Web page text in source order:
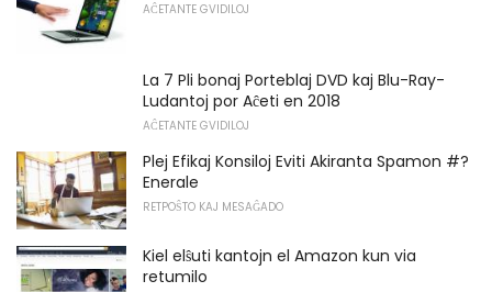
AĈETANTE GVIDILOJ
La 7 Pli bonaj Porteblaj DVD kaj Blu-Ray-
Ludantoj por Aĉeti en 2018
AĈETANTE GVIDILOJ
Plej Efikaj Konsiloj Eviti Akiranta Spamon #?
Enerale
RETPOŜTO KAJ MESAĜADO
Kiel elŝuti kantojn el Amazon kun via
retumilo